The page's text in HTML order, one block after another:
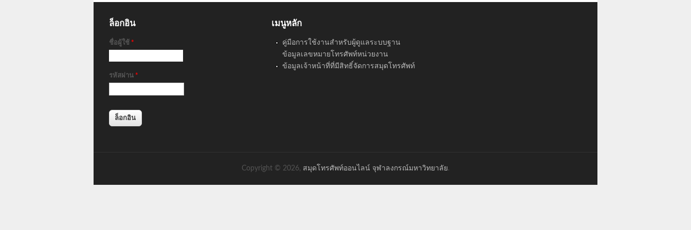
ล็อกอิน
ชื่อผู้ใช้ *
รหัสผ่าน *
เมนูหลัก
คู่มือการใช้งานสำหรับผู้ดูแลระบบฐาน
ข้อมูลเลขหมายโทรศัพท์หน่วยงาน
ข้อมูลเจ้าหน้าที่ที่มีสิทธิ์จัดการสมุดโทรศัพท์
Copyright © 2026, สมุดโทรศัพท์ออนไลน์ จุฬาลงกรณ์มหาวิทยาลัย.